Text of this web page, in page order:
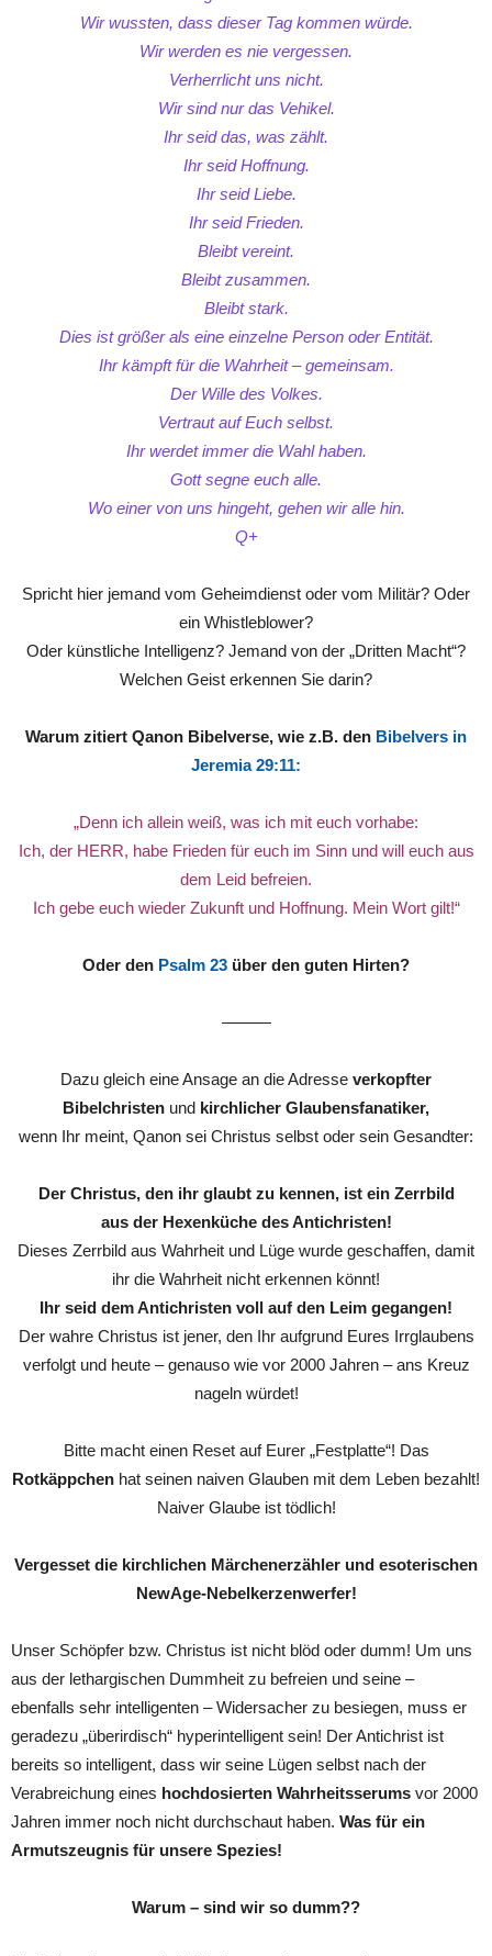
Wir wussten, dass dieser Tag kommen würde.
Wir werden es nie vergessen.
Verherrlicht uns nicht.
Wir sind nur das Vehikel.
Ihr seid das, was zählt.
Ihr seid Hoffnung.
Ihr seid Liebe.
Ihr seid Frieden.
Bleibt vereint.
Bleibt zusammen.
Bleibt stark.
Dies ist größer als eine einzelne Person oder Entität.
Ihr kämpft für die Wahrheit – gemeinsam.
Der Wille des Volkes.
Vertraut auf Euch selbst.
Ihr werdet immer die Wahl haben.
Gott segne euch alle.
Wo einer von uns hingeht, gehen wir alle hin.
Q+
Spricht hier jemand vom Geheimdienst oder vom Militär? Oder
ein Whistleblower?
Oder künstliche Intelligenz? Jemand von der „Dritten Macht“?
Welchen Geist erkennen Sie darin?
Warum zitiert Qanon Bibelverse, wie z.B. den Bibelvers in
Jeremia 29:11:
„Denn ich allein weiß, was ich mit euch vorhabe:
Ich, der HERR, habe Frieden für euch im Sinn und will euch aus
dem Leid befreien.
Ich gebe euch wieder Zukunft und Hoffnung. Mein Wort gilt!“
Oder den Psalm 23 über den guten Hirten?
———
Dazu gleich eine Ansage an die Adresse verkopfter
Bibelchristen und kirchlicher Glaubensfanatiker,
wenn Ihr meint, Qanon sei Christus selbst oder sein Gesandter:
Der Christus, den ihr glaubt zu kennen, ist ein Zerrbild
aus der Hexenküche des Antichristen!
Dieses Zerrbild aus Wahrheit und Lüge wurde geschaffen, damit
ihr die Wahrheit nicht erkennen könnt!
Ihr seid dem Antichristen voll auf den Leim gegangen!
Der wahre Christus ist jener, den Ihr aufgrund Eures Irrglaubens
verfolgt und heute – genauso wie vor 2000 Jahren – ans Kreuz
nageln würdet!
Bitte macht einen Reset auf Eurer „Festplatte“! Das
Rotkäppchen hat seinen naiven Glauben mit dem Leben bezahlt!
Naiver Glaube ist tödlich!
Vergesset die kirchlichen Märchenerzähler und esoterischen
NewAge-Nebelkerzenwerfer!
Unser Schöpfer bzw. Christus ist nicht blöd oder dumm! Um uns
aus der lethargischen Dummheit zu befreien und seine –
ebenfalls sehr intelligenten – Widersacher zu besiegen, muss er
geradezu „überirdisch“ hyperintelligent sein! Der Antichrist ist
bereits so intelligent, dass wir seine Lügen selbst nach der
Verabreichung eines hochdosierten Wahrheitsserums vor 2000
Jahren immer noch nicht durchschaut haben. Was für ein
Armutszeugnis für unsere Spezies!
Warum – sind wir so dumm??